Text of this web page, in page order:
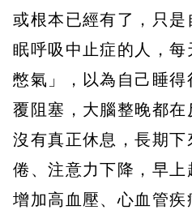
或根本已經有了，只
眠呼吸中止症的人，
憋氣」，以為自己睡得
覆阻塞，大腦整晚都
沒有真正休息，長期
倦、注意力下降，早上
增加高血壓、心血管